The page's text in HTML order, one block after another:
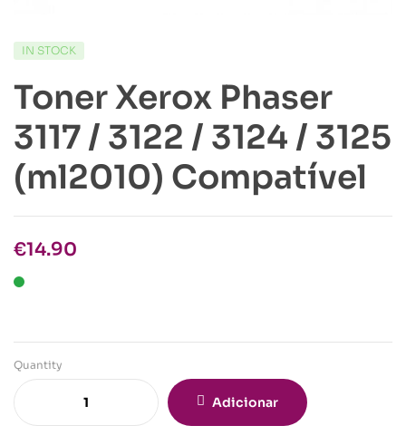
IN STOCK
Toner Xerox Phaser
3117 / 3122 / 3124 / 3125
(ml2010) Compatível
€14.90
Quantity
Adicionar